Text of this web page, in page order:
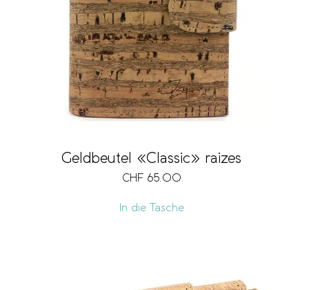
Geldbeutel «Classic» raizes
CHF 65.00
In die Tasche